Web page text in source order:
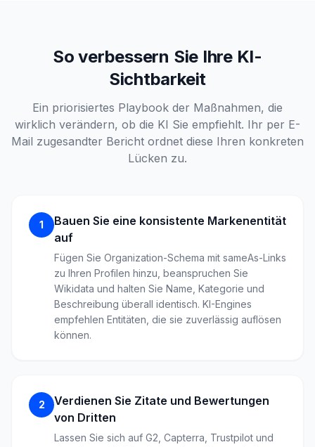
So verbessern Sie Ihre KI-
Sichtbarkeit
Ein priorisiertes Playbook der Maßnahmen, die
wirklich verändern, ob die KI Sie empfiehlt. Ihr per E-
Mail zugesandter Bericht ordnet diese Ihren konkreten
Lücken zu.
1
Bauen Sie eine konsistente Markenentität
auf
Fügen Sie Organization-Schema mit sameAs-Links
zu Ihren Profilen hinzu, beanspruchen Sie
Wikidata und halten Sie Name, Kategorie und
Beschreibung überall identisch. KI-Engines
empfehlen Entitäten, die sie zuverlässig auflösen
können.
2
Verdienen Sie Zitate und Bewertungen
von Dritten
Lassen Sie sich auf G2, Capterra, Trustpilot und